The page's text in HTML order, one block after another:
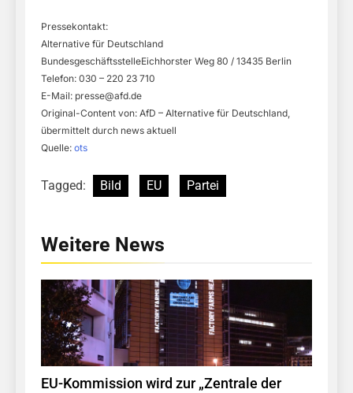
Pressekontakt:
Alternative für Deutschland
BundesgeschäftsstelleEichhorster Weg 80 / 13435 Berlin
Telefon: 030 – 220 23 710
E-Mail: presse@afd.de
Original-Content von: AfD – Alternative für Deutschland,
übermittelt durch news aktuell
Quelle: ots
Tagged: Bild EU Partei
Weitere News
EU-Kommission wird zur „Zentrale der